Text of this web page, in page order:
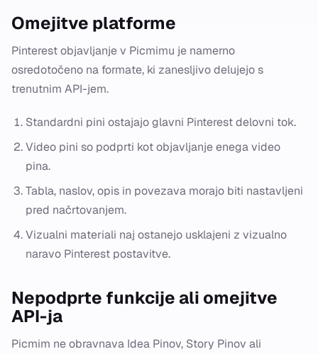
Omejitve platforme
Pinterest objavljanje v Picmimu je namerno
osredotočeno na formate, ki zanesljivo delujejo s
trenutnim API-jem.
Standardni pini ostajajo glavni Pinterest delovni tok.
Video pini so podprti kot objavljanje enega video
pina.
Tabla, naslov, opis in povezava morajo biti nastavljeni
pred načrtovanjem.
Vizualni materiali naj ostanejo usklajeni z vizualno
naravo Pinterest postavitve.
Nepodprte funkcije ali omejitve
API-ja
Picmim ne obravnava Idea Pinov, Story Pinov ali